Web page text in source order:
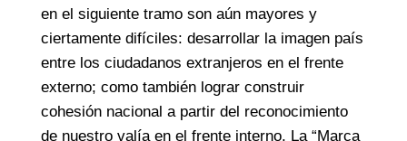
en el siguiente tramo son aún mayores y
ciertamente difíciles: desarrollar la imagen país
entre los ciudadanos extranjeros en el frente
externo; como también lograr construir
cohesión nacional a partir del reconocimiento
de nuestro valía en el frente interno. La “Marca